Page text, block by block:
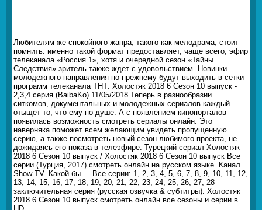
Любителям же спокойного жанра, такого как мелодрама, стоит
помнить: именно такой формат предоставляет, чаще всего, эфир
телеканала «Россия 1», хотя и очередной сезон «Тайны
Следствия» зритель также ждет с удовольствием. Новинки
молодежного направления по-прежнему будут выходить в сетки
программ телеканала ТНТ: Холостяк 2018 6 Сезон 10 выпуск -
2,3,4 серия (BaibaKo) 11/05/2018 Теперь в разнообразии
ситкомов, документальных и молодежных сериалов каждый
отыщет то, что ему по душе. А с появлением кинопорталов
появилась возможность смотреть сериалы онлайн. Это
наверняка поможет всем желающим увидеть пропущенную
серию, а также посмотреть новый сезон любимого проекта, не
дожидаясь его показа в телеэфире. Турецкий сериал Холостяк
2018 6 Сезон 10 выпуск / Холостяк 2018 6 Сезон 10 выпуск Все
серии (Турция, 2017) смотреть онлайн на русском языке. Канал
Show TV. Какой бы ... Все серии: 1, 2, 3, 4, 5, 6, 7, 8, 9, 10, 11, 12,
13, 14, 15, 16, 17, 18, 19, 20, 21, 22, 23, 24, 25, 26, 27, 28
заключительная серия (русская озвучка & субтитры). Холостяк
2018 6 Сезон 10 выпуск смотреть онлайн все сезоны и серии в